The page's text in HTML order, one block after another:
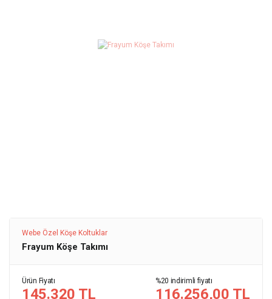
Webe Özel Köşe Koltuklar
Frayum Köşe Takımı
Ürün Fiyatı
145.320 TL
%20 indirimli fiyatı
116.256,00 TL